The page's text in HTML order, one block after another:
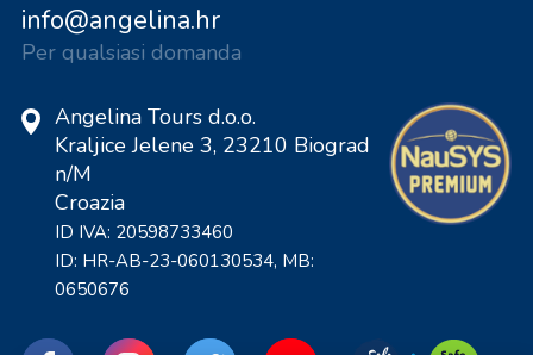
info@angelina.hr
Per qualsiasi domanda
Angelina Tours d.o.o.
Kraljice Jelene 3, 23210 Biograd
n/M
Croazia
ID IVA: 20598733460
ID: HR-AB-23-060130534, MB:
0650676